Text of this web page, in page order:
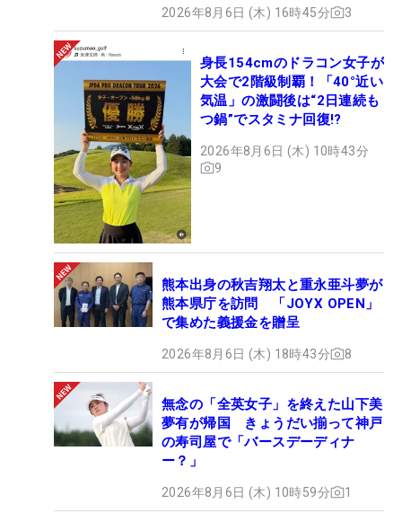
2026年8月6日 (木) 16時45分 3
身長154cmのドラコン女子が
大会で2階級制覇！「40°近い
気温」の激闘後は“2日連続も
つ鍋”でスタミナ回復!?
2026年8月6日 (木) 10時43分
9
熊本出身の秋吉翔太と重永亜斗夢が
熊本県庁を訪問 「JOYX OPEN」
で集めた義援金を贈呈
2026年8月6日 (木) 18時43分 8
無念の「全英女子」を終えた山下美
夢有が帰国 きょうだい揃って神戸
の寿司屋で「バースデーディナ
ー？」
2026年8月6日 (木) 10時59分 1